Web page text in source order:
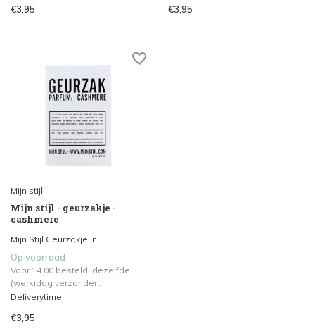
€3,95 €3,95
Mijn stijl
Mijn stijl - geurzakje -
cashmere
Mijn Stijl Geurzakje in...
Op voorraad
Voor 14.00 besteld, dezelfde
(werk)dag verzonden.
Deliverytime
€3,95